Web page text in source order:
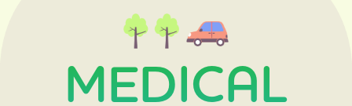
MEDICAL